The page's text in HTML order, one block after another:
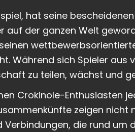
hat seine
auf der ganzen Welt
Während sich Spieler aus
zu teilen, wächst und
Crokinole-Enthusiasten
zeigen nicht
die rund um